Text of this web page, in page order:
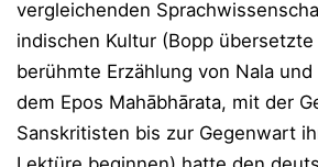
vergleichenden
indischen Kultur (Bopp übersetzte
berühmte Erzählung von Nala und
dem Epos Mahābhārata, mit der
Sanskritisten bis zur Gegenwart